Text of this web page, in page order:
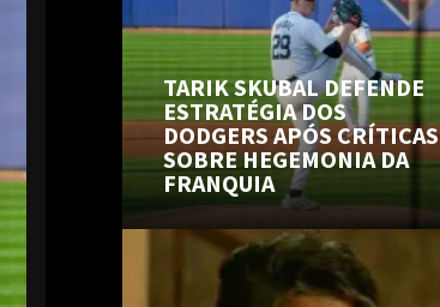
TARIK SKUBAL DEFENDE
ESTRATÉGIA DOS
DODGERS APÓS CRÍTICAS
SOBRE HEGEMONIA DA
FRANQUIA